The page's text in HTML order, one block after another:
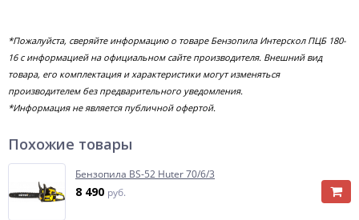
*Пожалуйста, сверяйте информацию о товаре Бензопила Интерскол ПЦБ 180-
16 с информацией на официальном сайте производителя. Внешний вид
товара, его комплектация и характеристики могут изменяться
производителем без предварительного уведомления.
*Информация не является публичной офертой.
Похожие товары
Бензопила BS-52 Huter 70/6/3
8 490 руб.